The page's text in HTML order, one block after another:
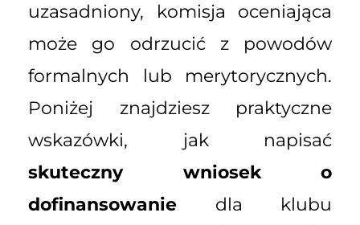
uzasadniony, komisja oceniająca
może go odrzucić z powodów
formalnych lub merytorycznych.
Poniżej znajdziesz praktyczne
wskazówki, jak napisać
skuteczny wniosek o
dofinansowanie dla klubu